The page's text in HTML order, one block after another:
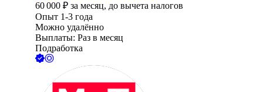
60 000 ₽ за месяц, до вычета налогов
Опыт 1-3 года
Можно удалённо
Выплаты: Раз в месяц
Подработка